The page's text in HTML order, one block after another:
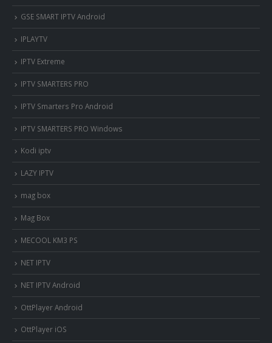
GSE SMART IPTV Android
IPLAYTV
IPTV Extreme
IPTV SMARTERS PRO
IPTV Smarters Pro Android
IPTV SMARTERS PRO Windows
Kodi iptv
LAZY IPTV
mag box
Mag Box
MECOOL KM3 PS
NET IPTV
NET IPTV Android
OttPlayer Android
OttPlayer iOS